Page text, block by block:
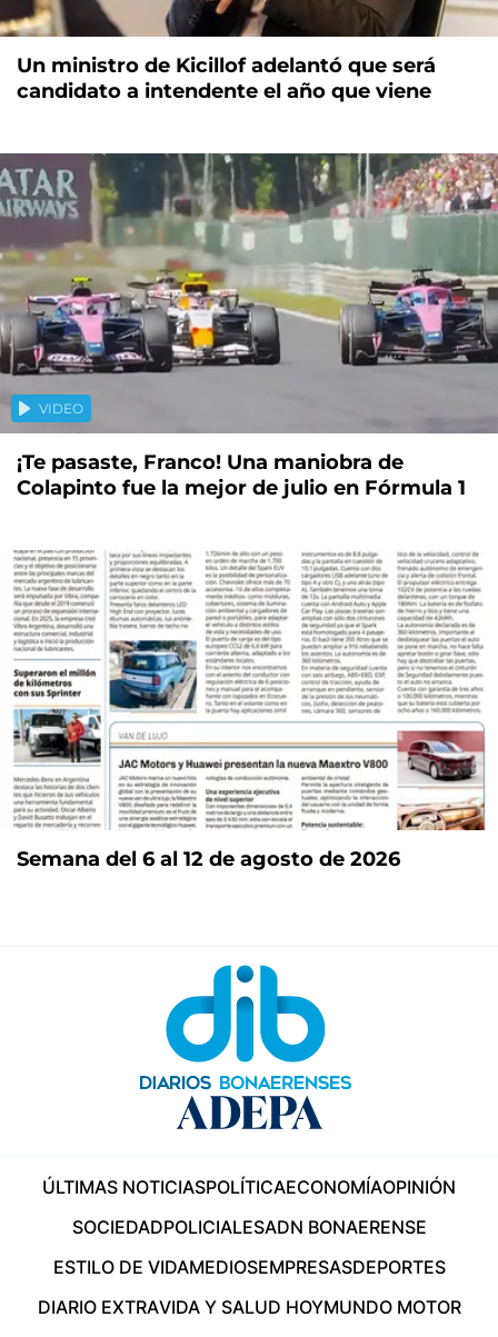
Un ministro de Kicillof adelantó que será
candidato a intendente el año que viene
VIDEO
¡Te pasaste, Franco! Una maniobra de
Colapinto fue la mejor de julio en Fórmula 1
Semana del 6 al 12 de agosto de 2026
ÚLTIMAS NOTICIASPOLÍTICAECONOMÍAOPINIÓN
SOCIEDADPOLICIALESADN BONAERENSE
ESTILO DE VIDAMEDIOSEMPRESASDEPORTES
DIARIO EXTRAVIDA Y SALUD HOYMUNDO MOTOR